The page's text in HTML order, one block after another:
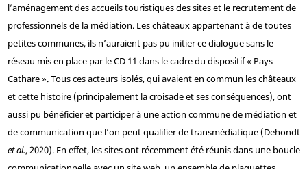
l’aménagement des accueils touristiques des sites et le recrutement de
professionnels de la médiation. Les châteaux appartenant à de toutes
petites communes, ils n’auraient pas pu initier ce dialogue sans le
réseau mis en place par le CD 11 dans le cadre du dispositif « Pays
Cathare ». Tous ces acteurs isolés, qui avaient en commun les châteaux
et cette histoire (principalement la croisade et ses conséquences), ont
aussi pu bénéficier et participer à une action commune de médiation et
de communication que l’on peut qualifier de transmédiatique (Dehondt
et al., 2020). En effet, les sites ont récemment été réunis dans une boucle